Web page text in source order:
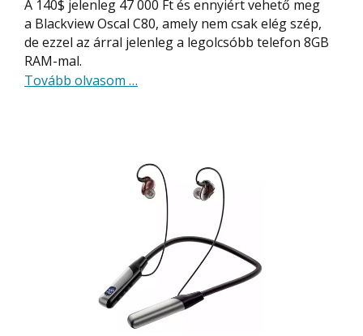
A 140$ jelenleg 47 000 Ft és ennyiért vehető meg
a Blackview Oscal C80, amely nem csak elég szép,
de ezzel az árral jelenleg a legolcsóbb telefon 8GB
RAM-mal.
Tovább olvasom about
szép
telefon
8GB
hosszú
üzemidővel:
Blackview
Oscal
…